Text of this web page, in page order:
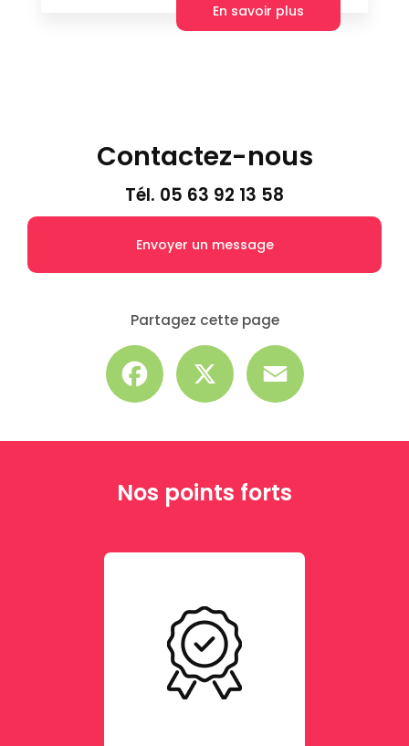
En savoir plus
Contactez-nous
Tél. 05 63 92 13 58
Envoyer un message
Partagez cette page
Facebook
Nos points forts